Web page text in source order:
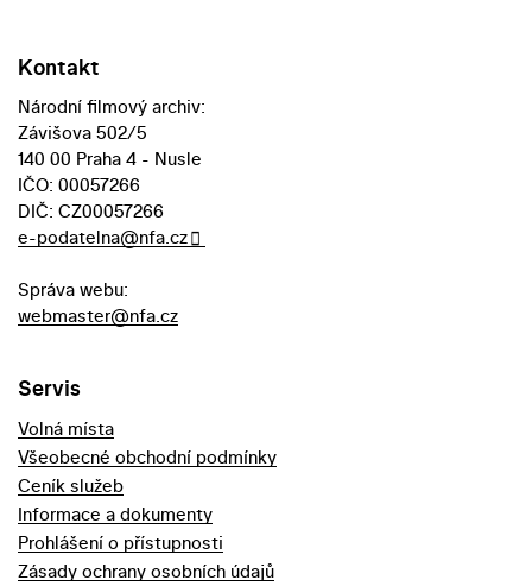
Kontakt
Národní filmový archiv:
Závišova 502/5
140 00 Praha 4 - Nusle
IČO: 00057266
DIČ: CZ00057266
e-podatelna@nfa.cz
Správa webu:
webmaster@nfa.cz
Servis
Volná místa
Všeobecné obchodní podmínky
Ceník služeb
Informace a dokumenty
Prohlášení o přístupnosti
Zásady ochrany osobních údajů